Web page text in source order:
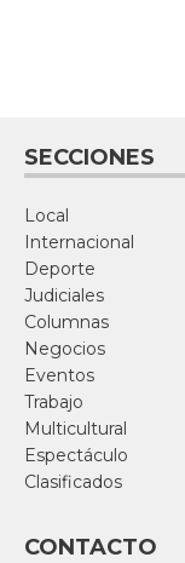
SECCIONES
Local
Internacional
Deporte
Judiciales
Columnas
Negocios
Eventos
Trabajo
Multicultural
Espectáculo
Clasificados
CONTACTO